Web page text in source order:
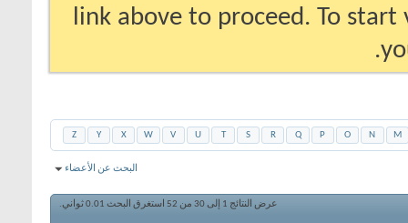
link above to proceed. To
M
N
O
P
Q
R
S
T
U
V
W
X
Y
Z
البحث عن الأعضاء
عرض النتائج 1 إلى 30 من 52 استغرق البحث 0.01ثواني.